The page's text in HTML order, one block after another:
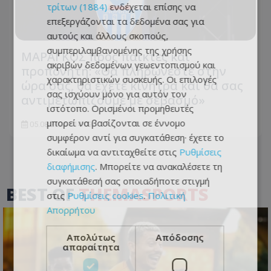
ΜΑΡΑΓΚΟΣ προς παίκτες και
προπονητή: «Θα πληρώνεστε στην
ώρα σας, θα έχετε κίνητρα και θα σας
αντιμετωπίζουμε με σεβασμό»
05.08.2026 - 14:09
BEST OFTHEMASPORTS
τρίτων (1884) ενδέχεται επίσης να
επεξεργάζονται τα δεδομένα σας για
αυτούς και άλλους σκοπούς,
συμπεριλαμβανομένης της χρήσης
ακριβών δεδομένων γεωεντοπισμού και
χαρακτηριστικών συσκευής. Οι επιλογές
σας ισχύουν μόνο για αυτόν τον
ιστότοπο. Ορισμένοι προμηθευτές
μπορεί να βασίζονται σε έννομο
συμφέρον αντί για συγκατάθεση· έχετε το
δικαίωμα να αντιταχθείτε στις Ρυθμίσεις
διαφήμισης. Μπορείτε να ανακαλέσετε τη
συγκατάθεσή σας οποιαδήποτε στιγμή
στις Ρυθμίσεις cookies. Πολιτική
Απορρήτου
Απολύτως
απαραίτητα
Απόδοσης